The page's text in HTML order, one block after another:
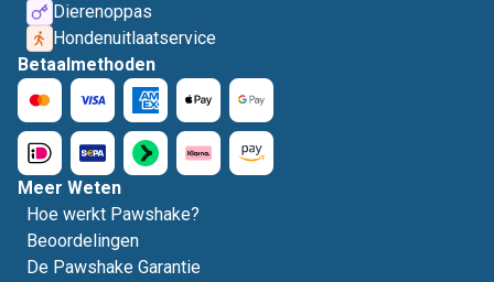
Dierenoppas
Hondenuitlaatservice
Betaalmethoden
Meer Weten
Hoe werkt Pawshake?
Beoordelingen
De Pawshake Garantie